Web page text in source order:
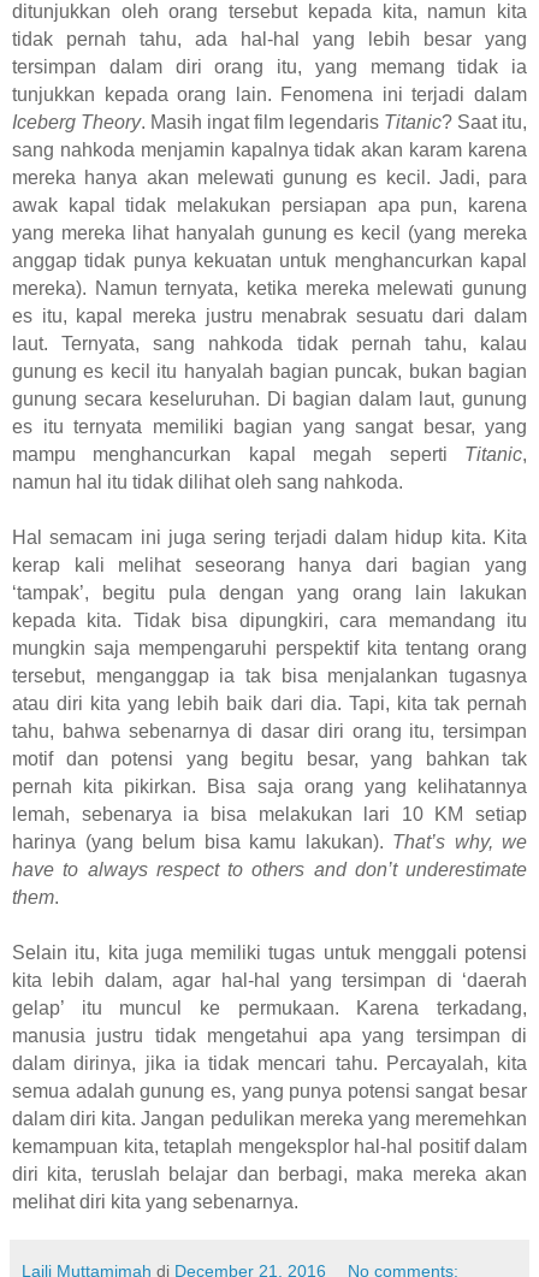
ditunjukkan oleh orang tersebut kepada kita, namun kita
tidak pernah tahu, ada hal-hal yang lebih besar yang
tersimpan dalam diri orang itu, yang memang tidak ia
tunjukkan kepada orang lain. Fenomena ini terjadi dalam
Iceberg Theory. Masih ingat film legendaris Titanic? Saat itu,
sang nahkoda menjamin kapalnya tidak akan karam karena
mereka hanya akan melewati gunung es kecil. Jadi, para
awak kapal tidak melakukan persiapan apa pun, karena
yang mereka lihat hanyalah gunung es kecil (yang mereka
anggap tidak punya kekuatan untuk menghancurkan kapal
mereka). Namun ternyata, ketika mereka melewati gunung
es itu, kapal mereka justru menabrak sesuatu dari dalam
laut. Ternyata, sang nahkoda tidak pernah tahu, kalau
gunung es kecil itu hanyalah bagian puncak, bukan bagian
gunung secara keseluruhan. Di bagian dalam laut, gunung
es itu ternyata memiliki bagian yang sangat besar, yang
mampu menghancurkan kapal megah seperti Titanic,
namun hal itu tidak dilihat oleh sang nahkoda.
Hal semacam ini juga sering terjadi dalam hidup kita. Kita
kerap kali melihat seseorang hanya dari bagian yang
‘tampak’, begitu pula dengan yang orang lain lakukan
kepada kita. Tidak bisa dipungkiri, cara memandang itu
mungkin saja mempengaruhi perspektif kita tentang orang
tersebut, menganggap ia tak bisa menjalankan tugasnya
atau diri kita yang lebih baik dari dia. Tapi, kita tak pernah
tahu, bahwa sebenarnya di dasar diri orang itu, tersimpan
motif dan potensi yang begitu besar, yang bahkan tak
pernah kita pikirkan. Bisa saja orang yang kelihatannya
lemah, sebenarya ia bisa melakukan lari 10 KM setiap
harinya (yang belum bisa kamu lakukan). That’s why, we
have to always respect to others and don’t underestimate
them.
Selain itu, kita juga memiliki tugas untuk menggali potensi
kita lebih dalam, agar hal-hal yang tersimpan di ‘daerah
gelap’ itu muncul ke permukaan. Karena terkadang,
manusia justru tidak mengetahui apa yang tersimpan di
dalam dirinya, jika ia tidak mencari tahu. Percayalah, kita
semua adalah gunung es, yang punya potensi sangat besar
dalam diri kita. Jangan pedulikan mereka yang meremehkan
kemampuan kita, tetaplah mengeksplor hal-hal positif dalam
diri kita, teruslah belajar dan berbagi, maka mereka akan
melihat diri kita yang sebenarnya.
Laili Muttamimah di December 21, 2016 No comments: